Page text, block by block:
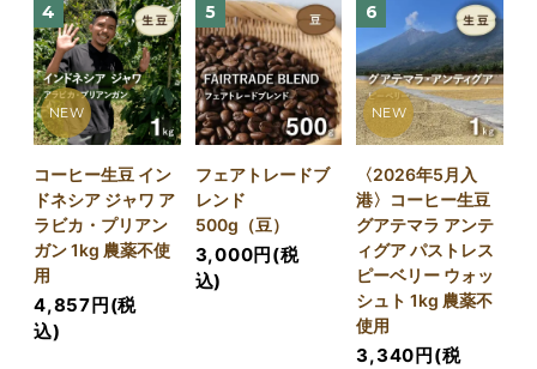
4
NEW
コーヒー生豆 イン
ドネシア ジャワ ア
ラビカ・プリアン
ガン 1kg 農薬不使
用
4,857円(税
込)
5
フェアトレードブ
レンド
500g（豆）
3,000円(税
込)
6
NEW
〈2026年5月入
港〉コーヒー生豆
グアテマラ アンテ
ィグア パストレス
ピーベリー ウォッ
シュト 1kg 農薬不
使用
3,340円(税